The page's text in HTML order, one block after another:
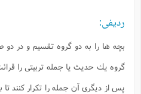
رديفى:
بچه ها را به دو گروه تقسيم و در
گروه يك حديث يا جمله تربيتى را
پس از ديگرى آن جمله را تكرار كنند